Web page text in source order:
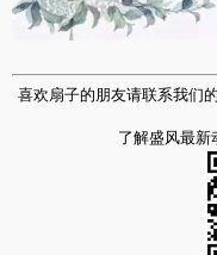
喜欢扇子的朋友请联系我们
了解盛风最新